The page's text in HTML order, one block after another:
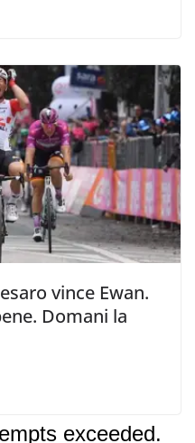
vince Ewan.
Domani la